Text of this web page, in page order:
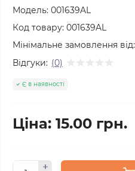
Модель: 001639AL
Код товару: 001639AL
Мінімальне замовлення від:
Відгуки: (0)
Є в наявності
Ціна: 15.00 грн.